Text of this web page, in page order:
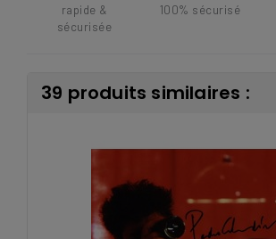
rapide &
sécurisée
100% sécurisé
39 produits similaires :